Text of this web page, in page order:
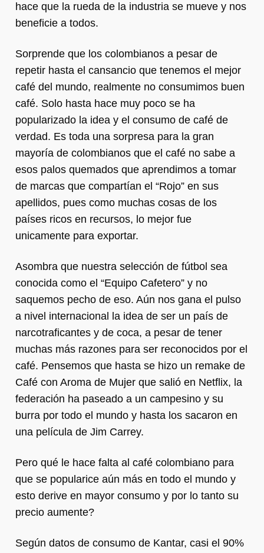
hace que la rueda de la industria se mueve y nos
beneficie a todos.
Sorprende que los colombianos a pesar de
repetir hasta el cansancio que tenemos el mejor
café del mundo, realmente no consumimos buen
café. Solo hasta hace muy poco se ha
popularizado la idea y el consumo de café de
verdad. Es toda una sorpresa para la gran
mayoría de colombianos que el café no sabe a
esos palos quemados que aprendimos a tomar
de marcas que compartían el “Rojo” en sus
apellidos, pues como muchas cosas de los
países ricos en recursos, lo mejor fue
unicamente para exportar.
Asombra que nuestra selección de fútbol sea
conocida como el “Equipo Cafetero” y no
saquemos pecho de eso. Aún nos gana el pulso
a nivel internacional la idea de ser un país de
narcotraficantes y de coca, a pesar de tener
muchas más razones para ser reconocidos por el
café. Pensemos que hasta se hizo un remake de
Café con Aroma de Mujer que salió en Netflix, la
federación ha paseado a un campesino y su
burra por todo el mundo y hasta los sacaron en
una película de Jim Carrey.
Pero qué le hace falta al café colombiano para
que se popularice aún más en todo el mundo y
esto derive en mayor consumo y por lo tanto su
precio aumente?
Según datos de consumo de Kantar, casi el 90%